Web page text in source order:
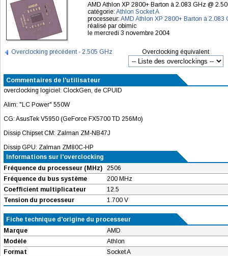
AMD Athlon XP 2800+ Barton à 2.083 GHz @
catégorie: Athlon Socket A
processeur: AMD Athlon XP 2800+ Barton à 2.083
réalisé par obimic
le mercredi 3 novembre 2004
Overclocking précédent - 2.505 GHz Overclocking équivalent
Commentaires de l'utilisateur
overclocking logiciel: ClockGen, de CPUID
Alim: "LC Power" 550W
CG: AsusTek V5950 (GeForce FX5700 TD 256Mo)
Dissip Chipset CM: Zalman ZM-NB47J
Dissip GPU: Zalman ZM80C-HP
Informations sur l'overclocking
Fréquence du processeur (MHz)
2506
Fréquence du bus système
200 MHz
Coefficient multiplicateur
12.5
Tension du processeur
1.700 V
Fiche technique d'origine du processeur
Marque
AMD
Modèle
Athlon
Format
Socket A